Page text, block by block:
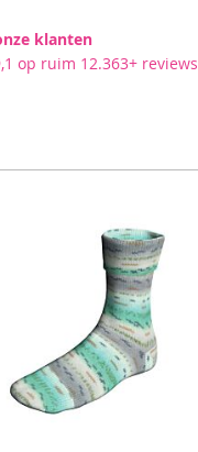
klanten
op ruim 12.363+ reviews